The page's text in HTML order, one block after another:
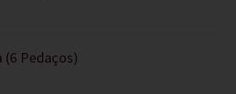
(6 Pedaços)